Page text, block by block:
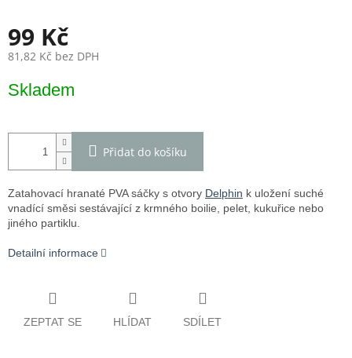
99 Kč
81,82 Kč bez DPH
cena:
Skladem
Přidat do košíku
Zatahovací hranaté PVA sáčky s otvory Delphin k uložení suché
vnadící směsi sestávající z krmného boilie, pelet, kukuřice nebo
jiného partiklu.
Detailní informace
ZEPTAT SE HLÍDAT SDÍLET